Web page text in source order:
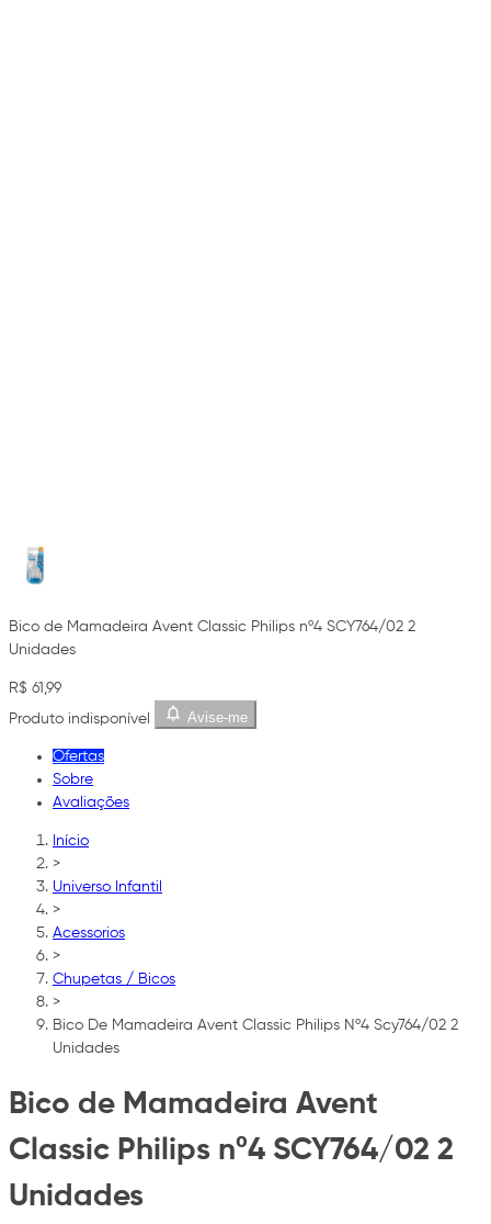
Bico de Mamadeira Avent Classic Philips nº4 SCY764/02 2
Unidades
R$ 61,99
Produto indisponível
Avise-me
Ofertas
Sobre
Avaliações
Início
>
Universo Infantil
>
Acessorios
>
Chupetas / Bicos
>
Bico De Mamadeira Avent Classic Philips Nº4 Scy764/02 2
Unidades
Bico de Mamadeira Avent
Classic Philips nº4 SCY764/02 2
Unidades